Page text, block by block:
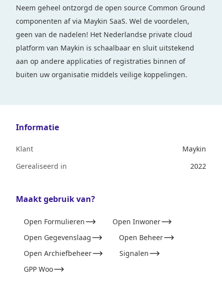
Neem geheel ontzorgd de open source Common Ground
componenten af via Maykin SaaS. Wel de voordelen,
geen van de nadelen! Het Nederlandse private cloud
platform van Maykin is schaalbaar en sluit uitstekend
aan op andere applicaties of registraties binnen of
buiten uw organisatie middels veilige koppelingen.
Informatie
Klant
Maykin
Gerealiseerd in
2022
Maakt gebruik van?
Open Formulieren
Open Inwoner
Open Gegevenslaag
Open Beheer
Open Archiefbeheer
Signalen
GPP Woo